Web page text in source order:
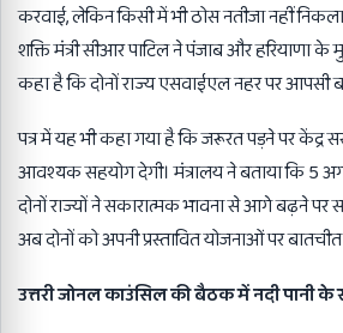
करवाई, लेकिन किसी में भी ठोस नतीजा नहीं
शक्ति मंत्री सीआर पाटिल ने पंजाब और हरियाणा के
कहा है कि दोनों राज्य एसवाईएल नहर पर आपसी
पत्र में यह भी कहा गया है कि जरूरत पड़ने पर केंद्र
आवश्यक सहयोग देगी। मंत्रालय ने बताया कि 5
दोनों राज्यों ने सकारात्मक भावना से आगे बढ़ने पर
अब दोनों को अपनी प्रस्तावित योजनाओं पर
उत्तरी जोनल काउंसिल की बैठक में नदी पानी के